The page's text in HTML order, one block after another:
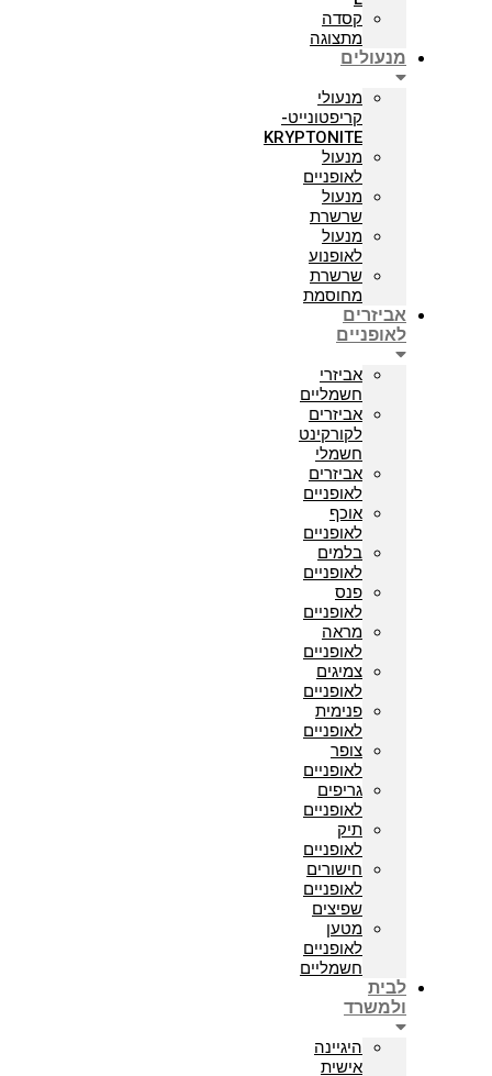
קסדה
מתצוגה
מנעולים
מנעולי
קריפטונייט-
KRYPTONITE
מנעול
לאופניים
מנעול
שרשרת
מנעול
לאופנוע
שרשרת
מחוסמת
אביזרים
לאופניים
אביזרי
חשמליים
אביזרים
לקורקינט
חשמלי
אביזרים
לאופניים
אוכף
לאופניים
בלמים
לאופניים
פנס
לאופניים
מראה
לאופניים
צמיגים
לאופניים
פנימית
לאופניים
צופר
לאופניים
גריפים
לאופניים
תיק
לאופניים
חישורים
לאופניים
שפיצים
מטען
לאופניים
חשמליים
לבית
ולמשרד
היגיינה